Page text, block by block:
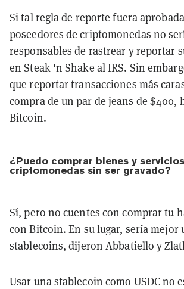
Si tal regla de reporte fuera
poseedores de criptomonedas no
responsables de rastrear y reportar
en Steak 'n Shake al IRS. Sin
que reportar transacciones más
compra de un par de jeans de $400,
Bitcoin.
¿Puedo comprar bienes y
criptomonedas sin ser gravado?
Sí, pero no cuentes con comprar tu
con Bitcoin. En su lugar, sería mejor
stablecoins, dijeron Abbatiello y
Usar una stablecoin como USDC no